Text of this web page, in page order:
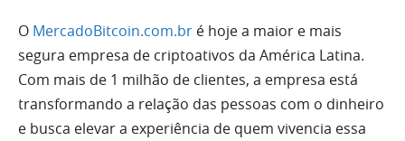
O MercadoBitcoin.com.br é hoje a maior e mais
segura empresa de criptoativos da América Latina.
Com mais de 1 milhão de clientes, a empresa está
transformando a relação das pessoas com o dinheiro
e busca elevar a experiência de quem vivencia essa